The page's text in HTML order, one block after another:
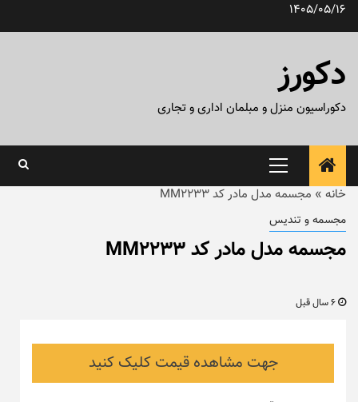
پرش1405/05/16
دکورز
دکوراسیون منزل و مبلمان اداری و تجاری
منوی
اصلی
خانه » مجسمه مدل مادر کد MM2233
مجسمه و تندیس
مجسمه مدل مادر کد MM2233
جهت مشاهده قیمت کلیک کنید